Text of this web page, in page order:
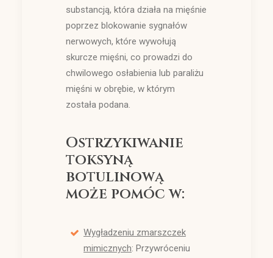
substancją, która działa na mięśnie
poprzez blokowanie sygnałów
nerwowych, które wywołują
skurcze mięśni, co prowadzi do
chwilowego osłabienia lub paraliżu
mięśni w obrębie, w którym
została podana.
Ostrzykiwanie
toksyną
botulinową
może pomóc w:
Wygładzeniu zmarszczek
mimicznych: Przywróceniu